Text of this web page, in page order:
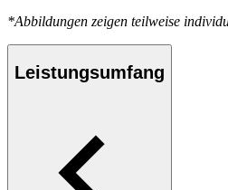
*Abbildungen zeigen teilweise
Leistungsumfang